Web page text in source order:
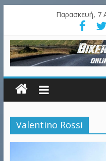
Παρασκευή, 7
Valentino Rossi